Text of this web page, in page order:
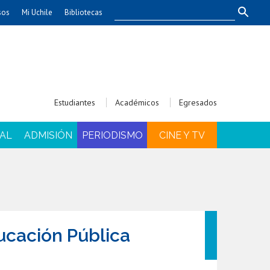
Economía y Negocios
Gobierno
Hospital Clínico
Mi Uchile Bibliotecas
Estudiantes Académicos Egresados
ADMISIÓN PERIODISMO CINE Y TV
Pública